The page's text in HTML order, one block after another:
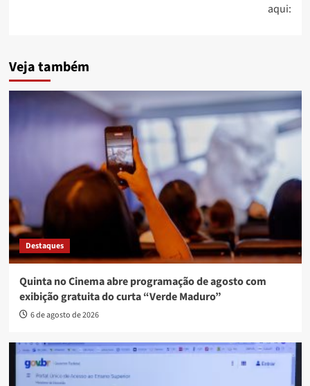
aqui:
Veja também
Destaques
Quinta no Cinema abre programação de agosto com
exibição gratuita do curta “Verde Maduro”
6 de agosto de 2026